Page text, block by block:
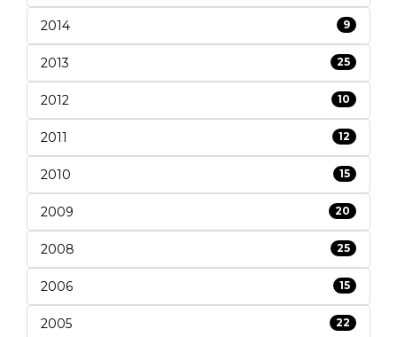
2014 9
2013 25
2012 10
2011 12
2010 15
2009 20
2008 25
2006 15
2005 22